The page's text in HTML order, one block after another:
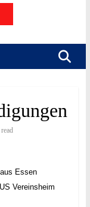
Essen
Vereinsheim